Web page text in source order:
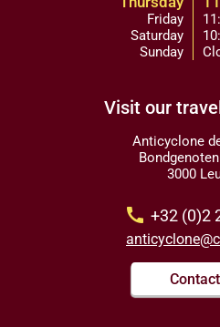
Friday
Saturday
Sunday
Visit our
Anticyclone
3000
call +32 (0)2